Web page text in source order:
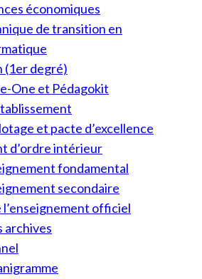
économiques
de transition en
(1er degré)
One et Pédagokit
et pacte d’excellence
d’ordre intérieur
fondamental
secondaire
l’enseignement officiel
archives